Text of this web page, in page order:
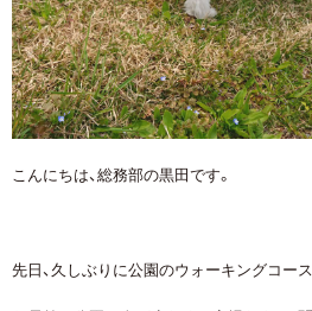
こんにちは、総務部の黒田です。
先日、久しぶりに公園のウォーキングコー